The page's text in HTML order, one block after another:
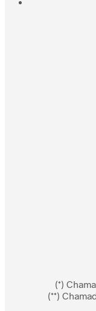
(*)
(**)